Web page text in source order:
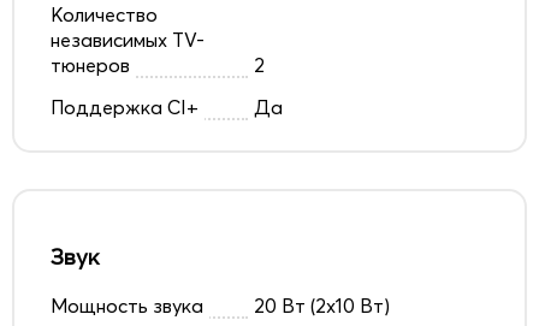
Количество
независимых TV-
тюнеров
2
Поддержка CI+
Да
Звук
Мощность звука
20 Вт (2x10 Вт)